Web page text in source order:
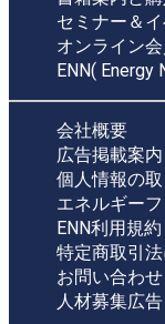
セミナー＆
オンライン
ENN(
会社概要
広告掲載案内
個人情報の
エネルギー
ENN利用規約
特定商取引
お問い合わせ
人材募集広告